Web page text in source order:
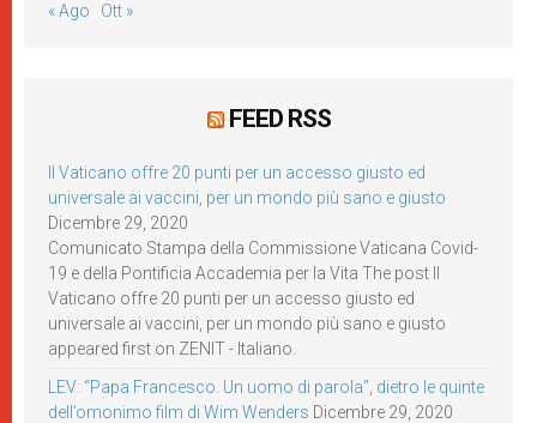
« Ago Ott »
FEED RSS
Il Vaticano offre 20 punti per un accesso giusto ed
universale ai vaccini, per un mondo più sano e giusto
Dicembre 29, 2020
Comunicato Stampa della Commissione Vaticana Covid-
19 e della Pontificia Accademia per la Vita The post Il
Vaticano offre 20 punti per un accesso giusto ed
universale ai vaccini, per un mondo più sano e giusto
appeared first on ZENIT - Italiano.
LEV: “Papa Francesco. Un uomo di parola”, dietro le quinte
dell’omonimo film di Wim Wenders Dicembre 29, 2020